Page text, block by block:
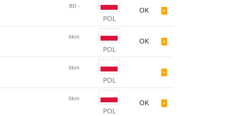
BD -
POL
OK
6km
POL
OK
6km
POL
6km
POL
OK